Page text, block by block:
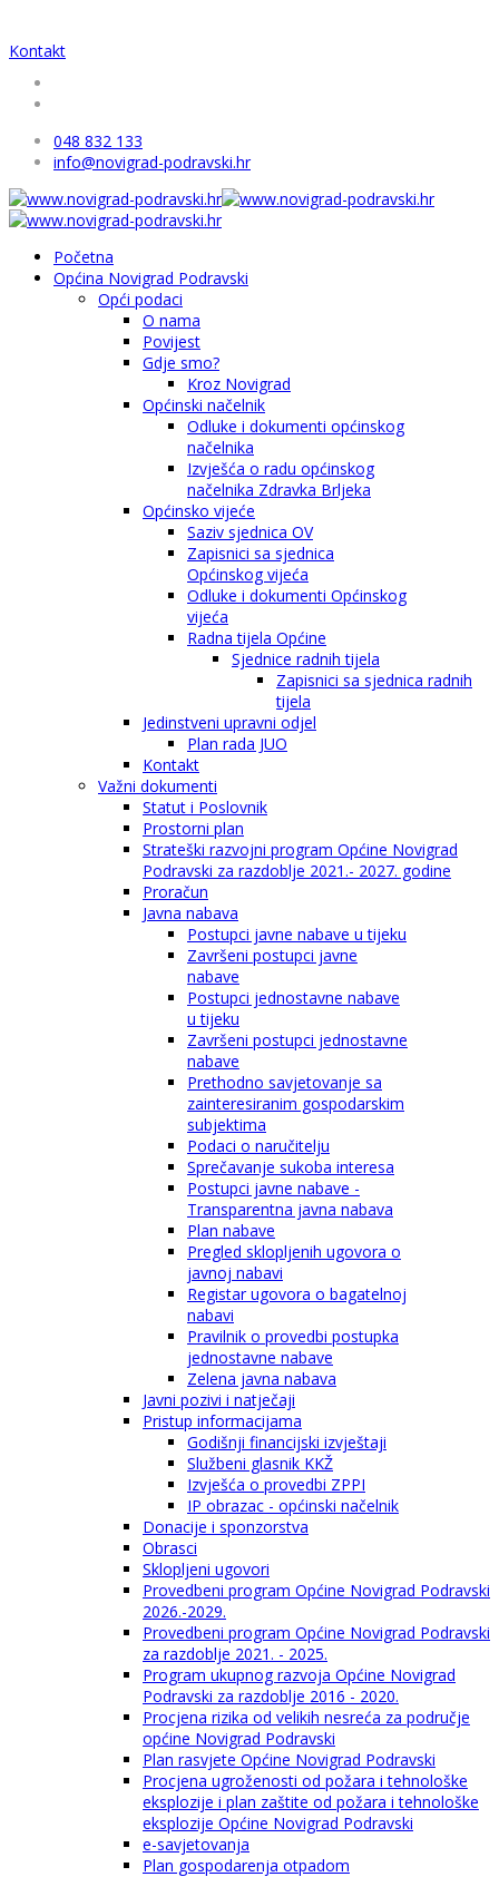
Kontakt
048 832 133
info@novigrad-podravski.hr
Početna
Općina Novigrad Podravski
Opći podaci
O nama
Povijest
Gdje smo?
Kroz Novigrad
Općinski načelnik
Odluke i dokumenti općinskog
načelnika
Izvješća o radu općinskog
načelnika Zdravka Brljeka
Općinsko vijeće
Saziv sjednica OV
Zapisnici sa sjednica
Općinskog vijeća
Odluke i dokumenti Općinskog
vijeća
Radna tijela Općine
Sjednice radnih tijela
Zapisnici sa sjednica radnih
tijela
Jedinstveni upravni odjel
Plan rada JUO
Kontakt
Važni dokumenti
Statut i Poslovnik
Prostorni plan
Strateški razvojni program Općine Novigrad
Podravski za razdoblje 2021.- 2027. godine
Proračun
Javna nabava
Postupci javne nabave u tijeku
Završeni postupci javne
nabave
Postupci jednostavne nabave
u tijeku
Završeni postupci jednostavne
nabave
Prethodno savjetovanje sa
zainteresiranim gospodarskim
subjektima
Podaci o naručitelju
Sprečavanje sukoba interesa
Postupci javne nabave -
Transparentna javna nabava
Plan nabave
Pregled sklopljenih ugovora o
javnoj nabavi
Registar ugovora o bagatelnoj
nabavi
Pravilnik o provedbi postupka
jednostavne nabave
Zelena javna nabava
Javni pozivi i natječaji
Pristup informacijama
Godišnji financijski izvještaji
Službeni glasnik KKŽ
Izvješća o provedbi ZPPI
IP obrazac - općinski načelnik
Donacije i sponzorstva
Obrasci
Sklopljeni ugovori
Provedbeni program Općine Novigrad Podravski
2026.-2029.
Provedbeni program Općine Novigrad Podravski
za razdoblje 2021. - 2025.
Program ukupnog razvoja Općine Novigrad
Podravski za razdoblje 2016 - 2020.
Procjena rizika od velikih nesreća za područje
općine Novigrad Podravski
Plan rasvjete Općine Novigrad Podravski
Procjena ugroženosti od požara i tehnološke
eksplozije i plan zaštite od požara i tehnološke
eksplozije Općine Novigrad Podravski
e-savjetovanja
Plan gospodarenja otpadom